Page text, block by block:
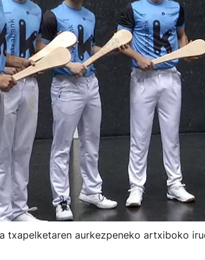
txapelketaren aurkezpeneko artxiboko